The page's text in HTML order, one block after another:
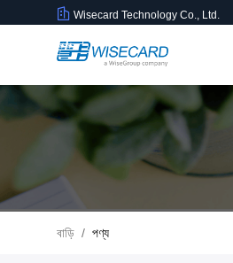
Wisecard Technology Co., Ltd.
বাড়ি / পণ্য